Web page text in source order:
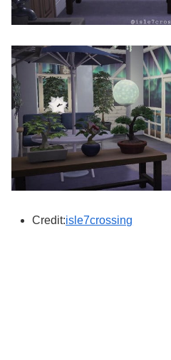
Credit:isle7crossing